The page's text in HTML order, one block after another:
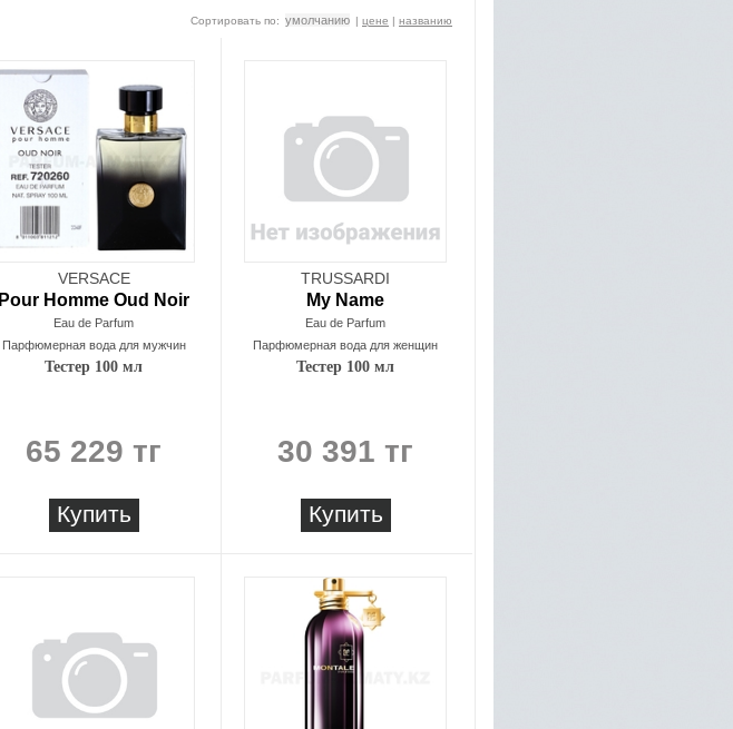
Сортировать по: умолчанию | цене | названию
VERSACE
Pour Homme Oud Noir
Eau de Parfum
Парфюмерная вода для мужчин
Тестер 100 мл
65 229 тг
Купить
TRUSSARDI
My Name
Eau de Parfum
Парфюмерная вода для женщин
Тестер 100 мл
30 391 тг
Купить